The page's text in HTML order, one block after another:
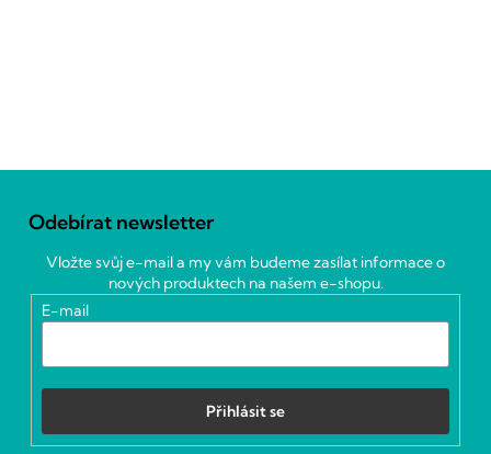
Odebírat newsletter
Vložte svůj e-mail a my vám budeme zasílat informace o
nových produktech na našem e-shopu.
E-mail
Přihlásit se